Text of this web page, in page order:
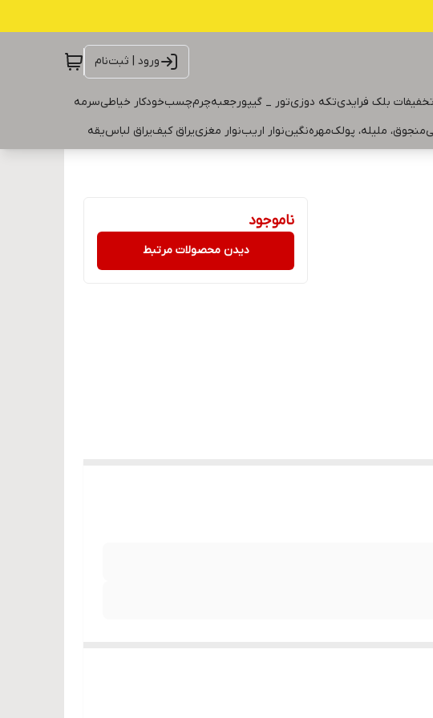
ورود | ثبت‌نام
تخفیفات بلک فرایدیتکه دوزیتور _ گیپورجعبهچرمچسبخودکار خیاطیسرمه
منجوق، ملیله، پولکمهرهنگیننوار اریبنوار مغزییراق کیفیراق لباسیقه
ناموجود
دیدن محصولات مرتبط